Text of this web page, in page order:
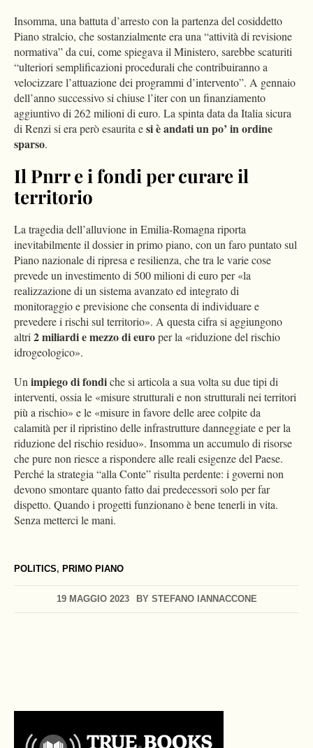
POLITICS, PRIMO PIANO
19 MAGGIO 2023 BY STEFANO IANNACCONE
Insomma, una battuta d’arresto con la partenza del cosiddetto
Piano stralcio, che sostanzialmente era una “attività di revisione
normativa” da cui, come spiegava il Ministero, sarebbe scaturiti
“ulteriori semplificazioni procedurali che contribuiranno a
velocizzare l’attuazione dei programmi d’intervento”. A gennaio
dell’anno successivo si chiuse l’iter con un finanziamento
aggiuntivo di 262 milioni di euro. La spinta data da Italia sicura
di Renzi si era però esaurita esi è andati un po’ in ordine
sparso.
Il Pnrr e i fondi per curare il
territorio
La tragedia dell’alluvione in Emilia-Romagna riporta
inevitabilmente il dossier in primo piano, con un faro puntato sul
Piano nazionale di ripresa e resilienza, che tra le varie cose
prevede un investimento di 500 milioni di euro per «la
realizzazione di un sistema avanzato ed integrato di
monitoraggio e previsione che consenta di individuare e
prevedere i rischi sul territorio». A questa cifra si aggiungono
altri2 miliardi e mezzo di europer la «riduzione del rischio
idrogeologico».
Unimpiego di fondiche si articola a sua volta su due tipi di
interventi, ossia le «misure strutturali e non strutturali nei territori
più a rischio» e le «misure in favore delle aree colpite da
calamità per il ripristino delle infrastrutture danneggiate e per la
riduzione del rischio residuo». Insomma un accumulo di risorse
che pure non riesce a rispondere alle reali esigenze del Paese.
Perché la strategia “alla Conte” risulta perdente: i governi non
devono smontare quanto fatto dai predecessori solo per far
dispetto. Quando i progetti funzionano è bene tenerli in vita.
Senza metterci le mani.